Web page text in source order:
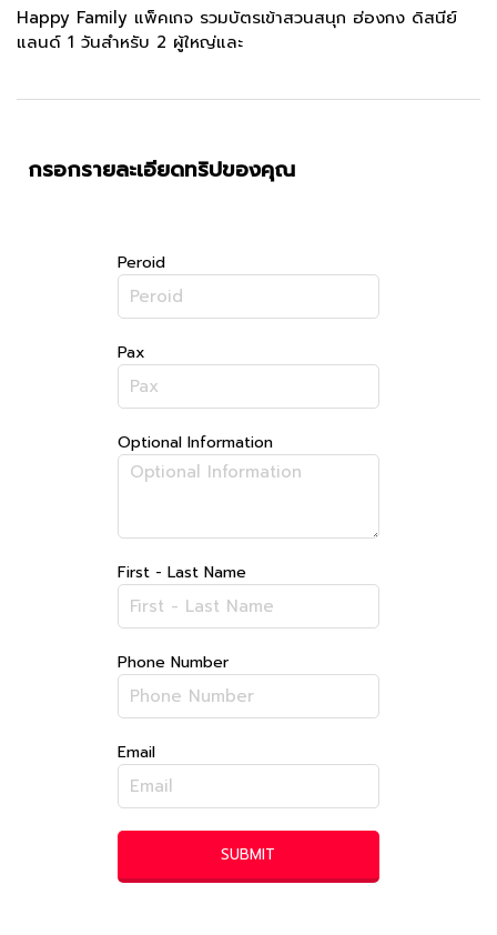
Happy Family แพ็คเกจ รวมบัตรเข้าสวนสนุก ฮ่องกง ดิสนีย์
แลนด์ 1 วันสำหรับ 2 ผู้ใหญ่และ
กรอกรายละเอียดทริปของคุณ
Peroid
Pax
Optional Information
First - Last Name
Phone Number
Email
SUBMIT